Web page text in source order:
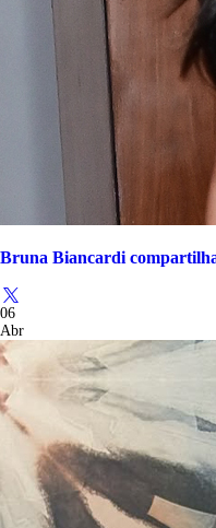
Bruna Biancardi
06
Abr